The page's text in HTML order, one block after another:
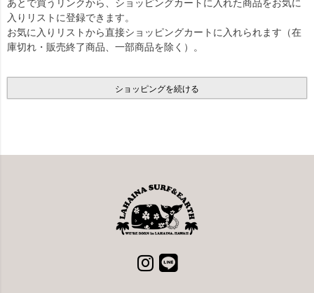
あとで買うリンクから、ショッピングカートに入れた商品をお気に
入りリストに登録できます。
お気に入りリストから直接ショッピングカートに入れられます（在
庫切れ・販売終了商品、一部商品を除く）。
ショッピングを続ける